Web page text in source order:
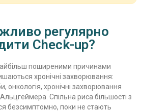
регулярно
Check-up?
поширеними причинами
хронічні захворювання:
онкологія, хронічні захворювання
Спільна риса більшості з
безсимптомно, поки не стають